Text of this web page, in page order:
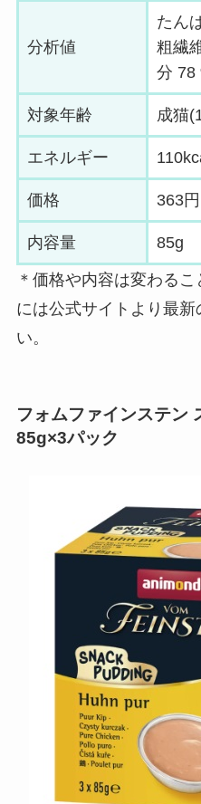
分析値
たん
粗繊
分 78
対象年齢 成猫
エネルギー
価格 363
内容量 85g
＊価格や内容は変わる
には公式サイトより最新
い。
フォムファインステン
85g×3パック